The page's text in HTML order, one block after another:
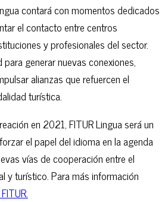
contará con momentos dedicados
el contacto entre centros
y profesionales del sector.
generar nuevas conexiones,
alianzas que refuercen el
turística.
en 2021, FITUR Lingua será un
el papel del idioma en la agenda
vías de cooperación entre el
y turístico. Para más información